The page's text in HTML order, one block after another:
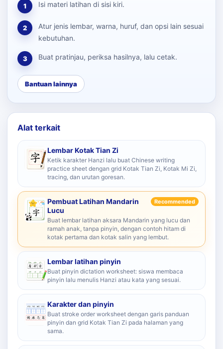
1 Isi materi latihan di sisi kiri.
2
Atur jenis lembar, warna, huruf, dan opsi lain sesuai
kebutuhan.
3 Buat pratinjau, periksa hasilnya, lalu cetak.
Bantuan lainnya
Alat terkait
Lembar Kotak Tian Zi
Ketik karakter Hanzi lalu buat Chinese writing
practice sheet dengan grid Kotak Tian Zi, Kotak Mi Zi,
tracing, dan urutan goresan.
Pembuat Latihan Mandarin
Lucu
Recommended
Buat lembar latihan aksara Mandarin yang lucu dan
ramah anak, tanpa pinyin, dengan contoh hitam di
kotak pertama dan kotak salin yang lembut.
Lembar latihan pinyin
Buat pinyin dictation worksheet: siswa membaca
pinyin lalu menulis Hanzi atau kata yang sesuai.
Karakter dan pinyin
Buat stroke order worksheet dengan garis panduan
pinyin dan grid Kotak Tian Zi pada halaman yang
sama.